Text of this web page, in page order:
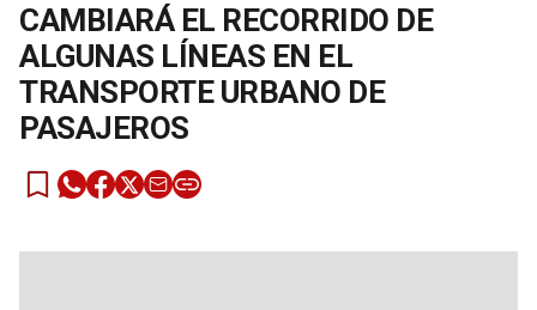
CAMBIARÁ EL RECORRIDO DE
ALGUNAS LÍNEAS EN EL
TRANSPORTE URBANO DE
PASAJEROS